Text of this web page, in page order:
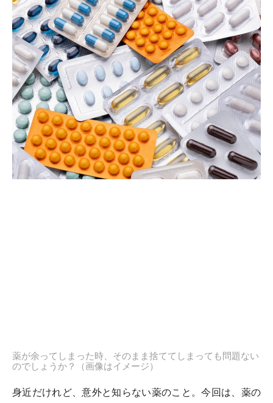
薬が余ってしまった時、そのまま捨ててしまっても問題ない
のでしょうか？（画像はイメージ）
身近だけれど、意外と知らない薬のこと。今回は、薬の